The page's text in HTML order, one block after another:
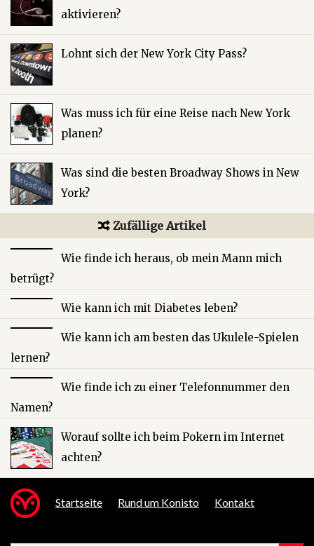
aktivieren?
Lohnt sich der New York City Pass?
Was muss ich für eine Reise nach New York
planen?
Was sind die besten Broadway Shows in New
York?
Zufällige Artikel
Wie finde ich heraus, ob mein Mann mich
betrügt?
Wie kann ich mit Diabetes leben?
Wie kann ich am besten das Ukulele-Spielen
lernen?
Wie finde ich zu einer Telefonnummer den
Namen?
Worauf sollte ich beim Pokern im Internet
achten?
Startseite Rund um Konisto Kontakt